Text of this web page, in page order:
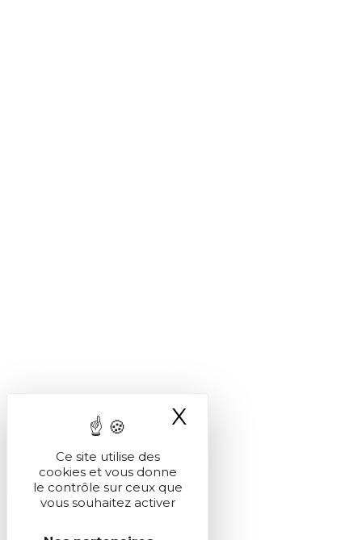
Ce site utilise des
cookies et vous donne
le contrôle sur ceux que
vous souhaitez activer
X